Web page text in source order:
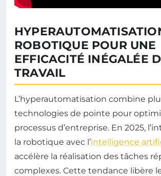
ROBOTIQUE POUR UNE
EFFICACITÉ INÉGALÉE
TRAVAIL
L’hyperautomatisation combine
technologies de pointe pour
processus d’entreprise. En 2025,
la robotique avec l’intelligence
accélère la réalisation des tâches
complexes. Cette tendance libère